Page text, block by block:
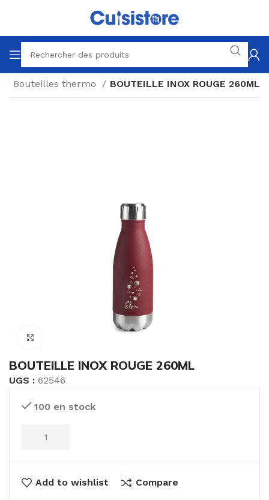
Bouteilles thermo BOUTEILLE INOX ROUGE 260ML
BOUTEILLE INOX ROUGE 260ML
UGS : 62546
100 en stock
Add to wishlist Compare